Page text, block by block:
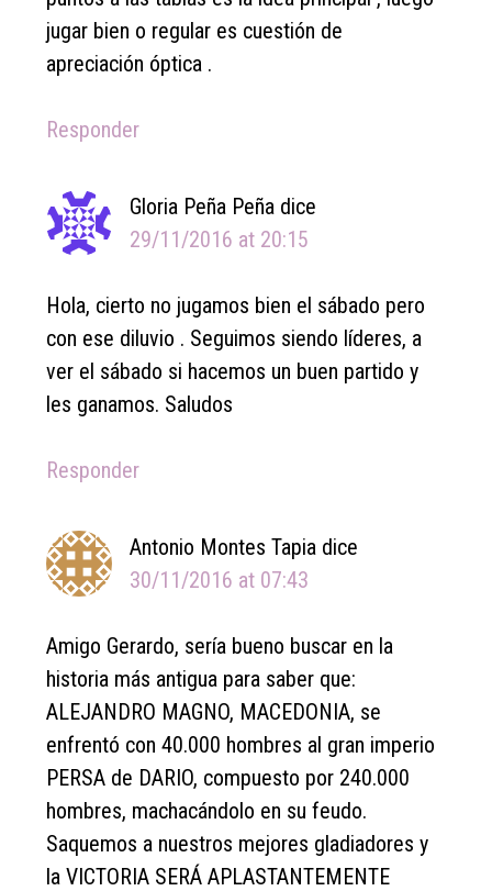
jugar bien o regular es cuestión de
apreciación óptica .
Responder
Gloria Peña Peña dice
29/11/2016 at 20:15
Hola, cierto no jugamos bien el sábado pero
con ese diluvio . Seguimos siendo líderes, a
ver el sábado si hacemos un buen partido y
les ganamos. Saludos
Responder
Antonio Montes Tapia dice
30/11/2016 at 07:43
Amigo Gerardo, sería bueno buscar en la
historia más antigua para saber que:
ALEJANDRO MAGNO, MACEDONIA, se
enfrentó con 40.000 hombres al gran imperio
PERSA de DARIO, compuesto por 240.000
hombres, machacándolo en su feudo.
Saquemos a nuestros mejores gladiadores y
la VICTORIA SERÁ APLASTANTEMENTE